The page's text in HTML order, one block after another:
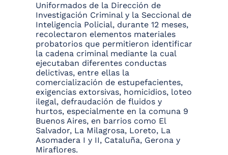
Uniformados de la Dirección de
Investigación Criminal y la Seccional de
Inteligencia Policial, durante 12 meses,
recolectaron elementos materiales
probatorios que permitieron identificar
la cadena criminal mediante la cual
ejecutaban diferentes conductas
delictivas, entre ellas la
comercialización de estupefacientes,
exigencias extorsivas, homicidios, loteo
ilegal, defraudación de fluidos y
hurtos, especialmente en la comuna 9
Buenos Aires, en barrios como El
Salvador, La Milagrosa, Loreto, La
Asomadera I y II, Cataluña, Gerona y
Miraflores.